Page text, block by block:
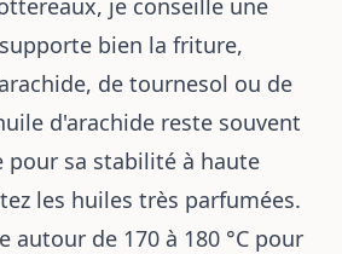
je conseille une
bien la friture,
de tournesol ou de
d'arachide reste souvent
pour sa stabilité à haute
les huiles très parfumées.
autour de 170 à 180 °C pour